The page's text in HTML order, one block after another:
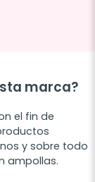
marca?
el fin de
y sobre todo
ampollas.